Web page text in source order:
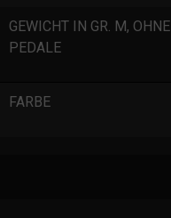
GEWICHT IN GR. M, OHNE
PEDALE
FARBE